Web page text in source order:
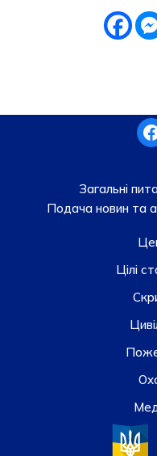
Загальні
Подача новин та
Цілі